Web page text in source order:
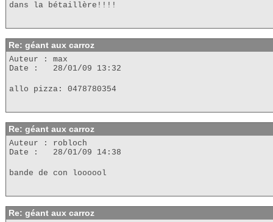
dans la bétaillère!!!!
Re: géant aux carroz
Auteur : max
Date : 28/01/09 13:32
allo pizza: 0478780354
Re: géant aux carroz
Auteur : robloch
Date : 28/01/09 14:38
bande de con loooool
Re: géant aux carroz